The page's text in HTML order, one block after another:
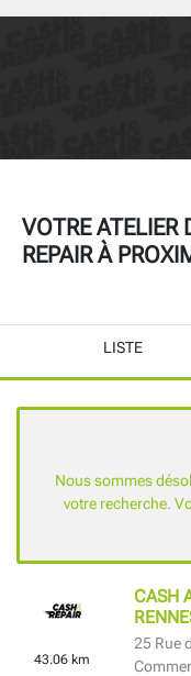
VOTRE ATELIER
REPAIR À
LISTE
Nous sommes
votre recherche.
43.06 km
CASH
25 Rue